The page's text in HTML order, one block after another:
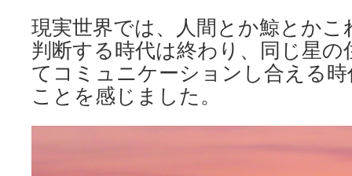
現実世界では、人間とか鯨とか
判断する時代は終わり、同じ星
てコミュニケーションし合える
ことを感じました。